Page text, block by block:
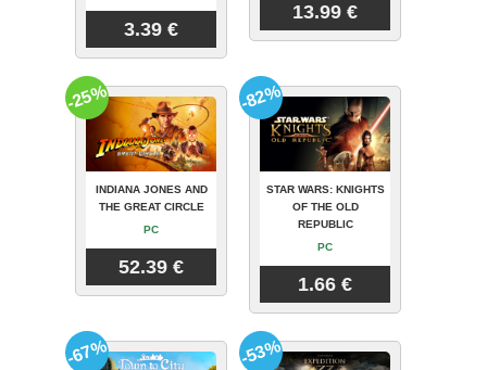
3.39 €
13.99 €
INDIANA JONES AND
THE GREAT CIRCLE
PC
52.39 €
-25%
STAR WARS: KNIGHTS
OF THE OLD
REPUBLIC
PC
1.66 €
-82%
-67% -53%